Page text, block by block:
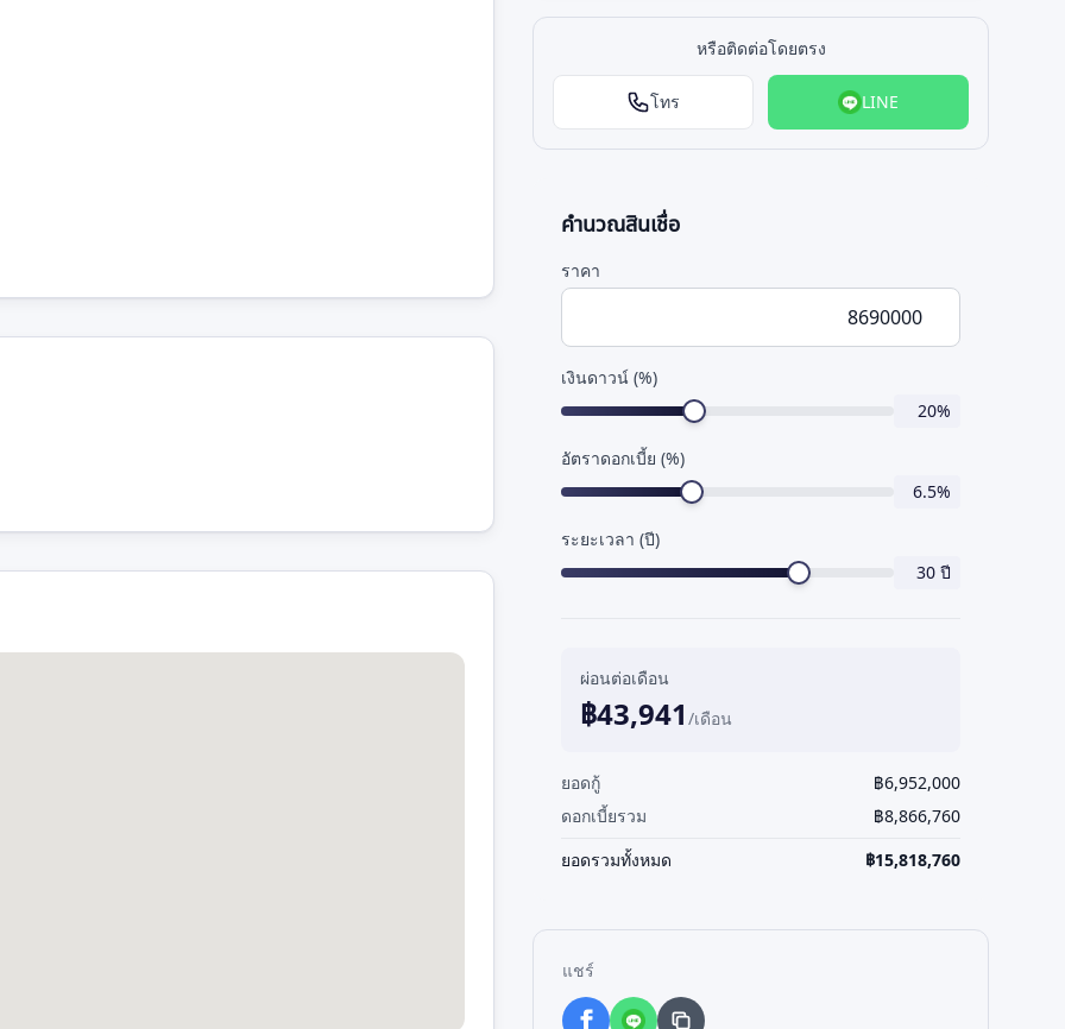
หรือติดต่อโดยตรง
โทร LINE
คำนวณสินเชื่อ
ราคา
เงินดาวน์ (%)
20%
อัตราดอกเบี้ย (%)
6.5%
ระยะเวลา (ปี)
30 ปี
ผ่อนต่อเดือน
฿43,941 /เดือน
ยอดกู้ ฿6,952,000
ดอกเบี้ยรวม
฿8,866,760
ยอดรวมทั้งหมด
฿15,818,760
แชร์